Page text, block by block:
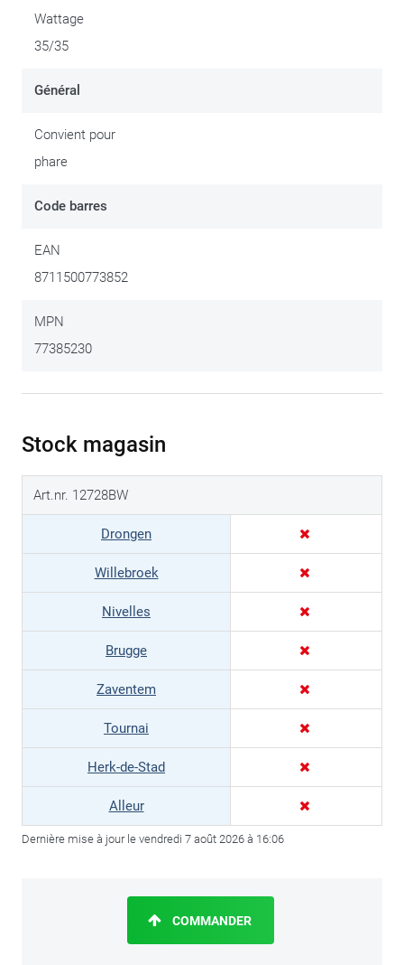
Wattage
35/35
Général
Convient pour
phare
Code barres
EAN
8711500773852
MPN
77385230
Stock magasin
Art.nr. 12728BW
Drongen
Willebroek
Nivelles
Brugge
Zaventem
Tournai
Herk-de-Stad
Alleur
Dernière mise à jour le vendredi 7 août 2026 à 16:06
COMMANDER